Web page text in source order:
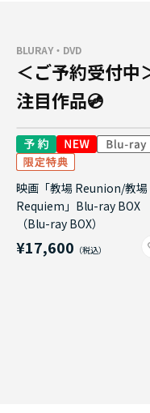
BLURAY・DVD
＜ご予約受付
注目作品💿
映画「教場 Reunion/教場
Requiem」Blu-ray BOX
（Blu-ray BOX）
¥17,600